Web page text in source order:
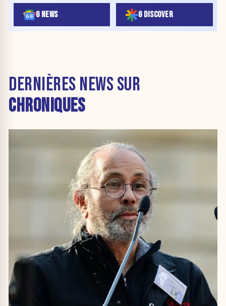
G NEWS G DISCOVER
DERNIÈRES NEWS SUR
CHRONIQUES